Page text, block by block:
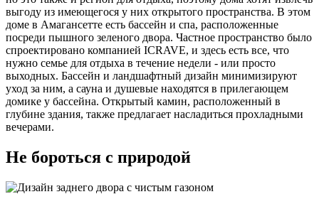
выгоду из имеющегося у них открытого пространства. В этом
доме в Амагансетте есть бассейн и спа, расположенные
посреди пышного зеленого двора. Частное пространство было
спроектировано компанией ICRAVE, и здесь есть все, что
нужно семье для отдыха в течение недели - или просто
выходных. Бассейн и ландшафтный дизайн минимизируют
уход за ним, а сауна и душевые находятся в прилегающем
домике у бассейна. Открытый камин, расположенный в
глубине здания, также предлагает насладиться прохладными
вечерами.
Не бороться с природой